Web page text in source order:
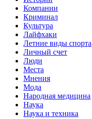
Компании
Криминал
Культура
Лайфхаки
Летние виды спорта
Личный счет
Люди
Места
Мнения
Мода
Народная медицина
Наука
Наука и техника